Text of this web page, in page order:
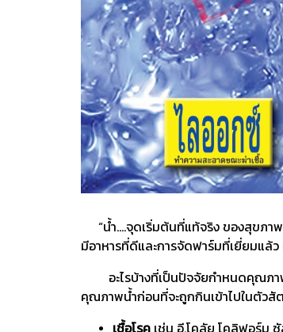
“น้ำ....จุดเริ่มต้นที่แท้จริง ของสุขภา
มีอาหารที่ดีและการจัดฟาร์มที่เยี่ยมแ
อะไรบ้างที่เป็นปัจจัยกำหนดคุณภาพ
คุณภาพน้ำก่อนที่จะถูกกินเข้าไปในตัว
เชื้อโรค เช่น อี.โคลัย โคลิฟอร์ม